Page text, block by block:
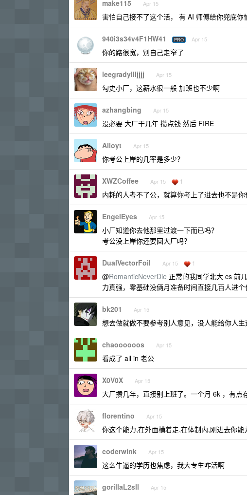
make115 Apr 15
害怕自己接不了这个活， 有 AI 师傅给你兜底
940i3s34v4F1HW41 PRO Apr 15
你的路很宽，别自己走窄了
leegradyllljjjj Apr 15
勾史小厂，这薪水很一般 加班也不少啊
azhangbing Apr 15
没必要 大厂干几年 攒点钱 然后 FIRE
Alloyt Apr 15
你考公上岸的几率是多少？
XWZCoffee Apr 15 1
内耗的人考不了公，就算你考上了进去也不是你
EngelEyes Apr 15
小厂知道你去他那里过渡一下而已吗？
考公没上岸你还要回大厂吗？
DualVectorFoil Apr 15 1
@RomanticNeverDie 正常的我同学北大 cs 前
力真强，零基础没俩月准备时间直接几百人进
bk201 Apr 15
想去做就做不要参考别人意见，没人能给你人
chaoooooos Apr 15
看成了 all in 老公
X0V0X Apr 15
大厂攒几年，直接别上班了。一个月 6k ，有点
florentino Apr 15
你这个能力,在外面横着走,在体制内,刚进去你
coderwink Apr 15
这么牛逼的学历也焦虑，我大专生咋活啊
gorillaL2sll Apr 15